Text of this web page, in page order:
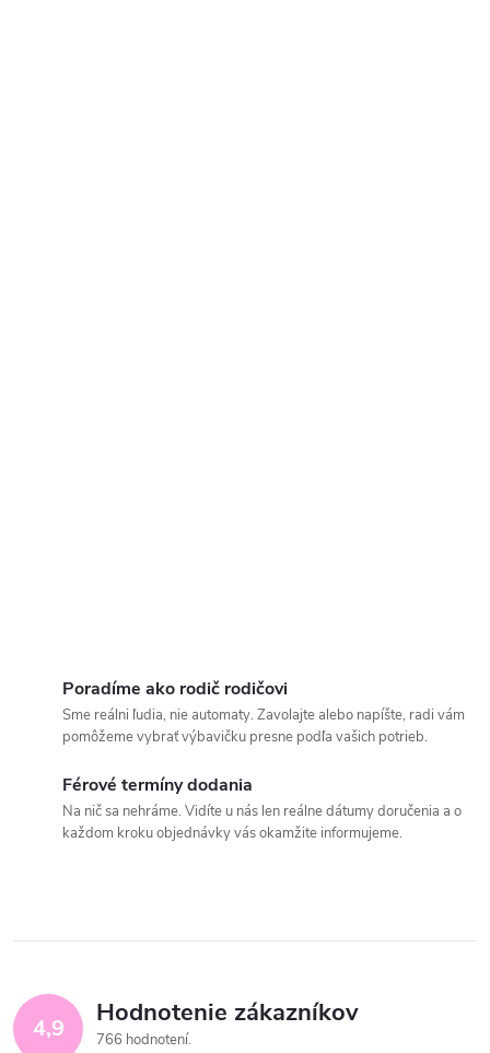
Poradíme ako rodič rodičovi
Sme reálni ľudia, nie automaty. Zavolajte alebo napíšte, radi vám
pomôžeme vybrať výbavičku presne podľa vašich potrieb.
Férové termíny dodania
Na nič sa nehráme. Vidíte u nás len reálne dátumy doručenia a o
každom kroku objednávky vás okamžite informujeme.
4,9 Hodnotenie zákazníkov
766 hodnotení